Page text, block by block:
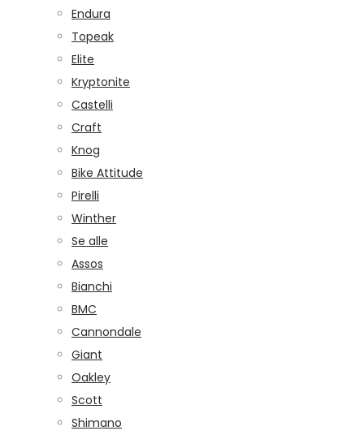
Endura
Topeak
Elite
Kryptonite
Castelli
Craft
Knog
Bike Attitude
Pirelli
Winther
Se alle
Assos
Bianchi
BMC
Cannondale
Giant
Oakley
Scott
Shimano